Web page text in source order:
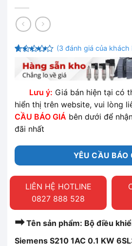
trên 5
dựa trên
đánh giá
(3 đánh giá của khách
Lưu ý: Giá bán hiện tại có
hiển thị trên website, vui lòng
CẦU BÁO GIÁ bên dưới để
đãi nhất
YÊU CẦU BÁO
LIÊN HỆ HOTLINE
0827 888 528
➡Tên sản phẩm: Bộ điều
Siemens S210 1AC 0.1 KW